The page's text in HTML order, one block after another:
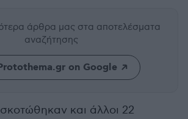
άρθρα μας στα αποτελέσματα
αναζήτησης
on Google
και άλλοι 22